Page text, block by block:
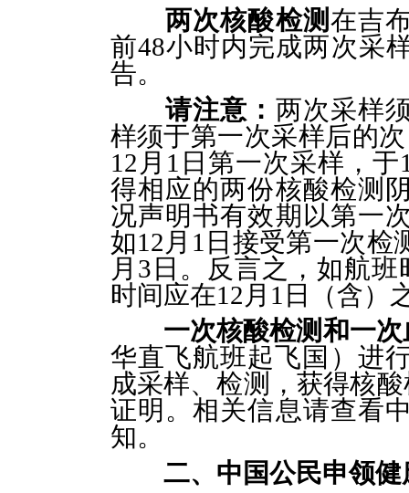
两次核酸检测在吉
前48小时内完成两次采
告。
请注意： 两次采样
样须于第一次采样后的
12月1日第一次采样，
得相应的两份核酸检测
况声明书有效期以第一
如12月1日接受第一次检
月3日。反言之，如航
时间应在12月1日（含）
一次核酸检测和一
华直飞航班起飞国）进
成采样、检测，获得核
证明。相关信息请查看
知。
二、中国公民申领健